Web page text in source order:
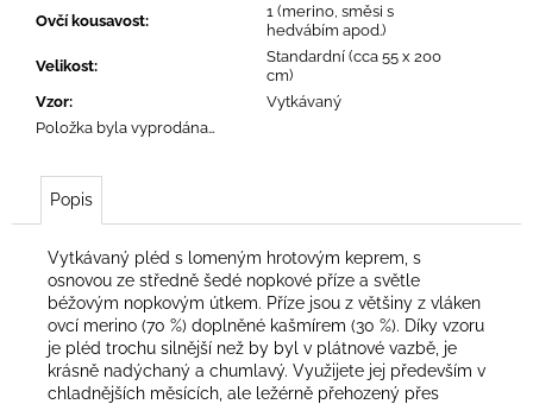
Ovčí kousavost:
1 (merino, směsi s
hedvábím apod.)
Velikost:
Standardní (cca 55 x 200
cm)
Vzor:
Vytkávaný
Položka byla vyprodána…
Popis
Vytkávaný pléd s lomeným hrotovým keprem, s
osnovou ze středně šedé nopkové příze a světle
béžovým nopkovým útkem. Příze jsou z většiny z vláken
ovcí merino (70 %) doplněné kašmírem (30 %). Díky vzoru
je pléd trochu silnější než by byl v plátnové vazbě, je
krásně nadýchaný a chumlavý. Využijete jej především v
chladnějších měsících, ale ležérně přehozený přes